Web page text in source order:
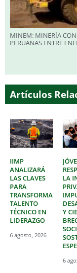
MINEM: MINERÍA
PERUANAS ENTRE
Artículos
IIMP
ANALIZARÁ
LAS CLAVES
PARA
TRANSFORMAR
TALENTO
TÉCNICO EN
LIDERAZGO
6 agosto, 2026
LA
Y
6